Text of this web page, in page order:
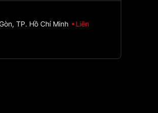
TP. Hồ Chí Minh
Liên